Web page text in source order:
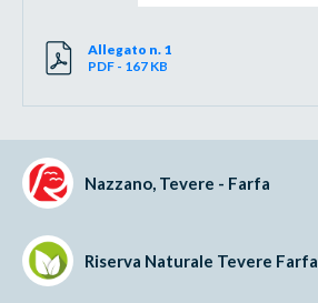
Allegato n. 1
PDF - 167 KB
Nazzano, Tevere - Farfa
Riserva Naturale Tevere Farfa